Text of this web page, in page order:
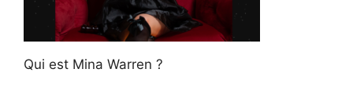
Qui est Mina Warren ?